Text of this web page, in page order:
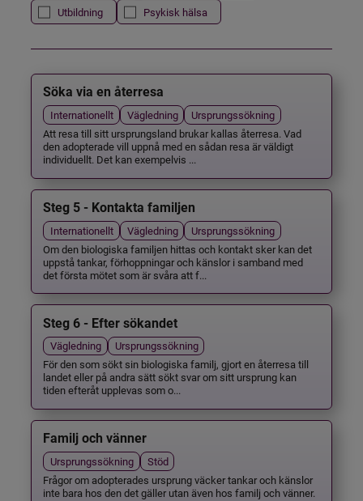
Utbildning
Psykisk hälsa
Söka via en återresa
Internationellt Vägledning
Ursprungssökning
Att resa till sitt ursprungsland brukar kallas återresa. Vad
den adopterade vill uppnå med en sådan resa är väldigt
individuellt. Det kan exempelvis ...
Steg 5 - Kontakta familjen
Internationellt Vägledning
Ursprungssökning
Om den biologiska familjen hittas och kontakt sker kan det
uppstå tankar, förhoppningar och känslor i samband med
det första mötet som är svåra att f...
Steg 6 - Efter sökandet
Vägledning
Ursprungssökning
För den som sökt sin biologiska familj, gjort en återresa till
landet eller på andra sätt sökt svar om sitt ursprung kan
tiden efteråt upplevas som o...
Familj och vänner
Ursprungssökning
Stöd
Frågor om adopterades ursprung väcker tankar och känslor
inte bara hos den det gäller utan även hos familj och vänner.